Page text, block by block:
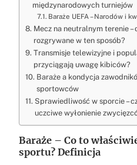
międzynarodowych turniejów
Baraże UEFA – Narodów i
Mecz na neutralnym terenie –
rozgrywane w ten sposób?
Transmisje telewizyjne i
przyciągają uwagę kibiców?
Baraże a kondycja
sportowców
Sprawiedliwość w sporcie –
uczciwe wyłonienie
Baraże – Co to
sportu? Definicja